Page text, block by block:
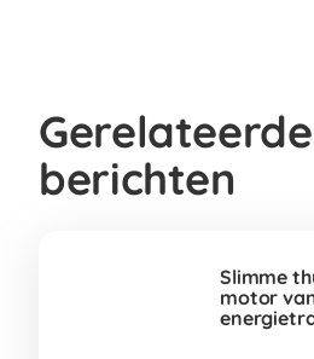
Gerelateerde
berichten
Slimme
motor